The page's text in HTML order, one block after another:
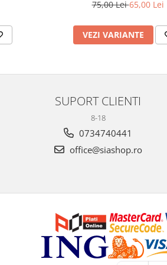
75,00 Lei65,00 Lei
VEZI VARIANTE
SUPORT CLIENTI
8-18
0734740441
office@siashop.ro